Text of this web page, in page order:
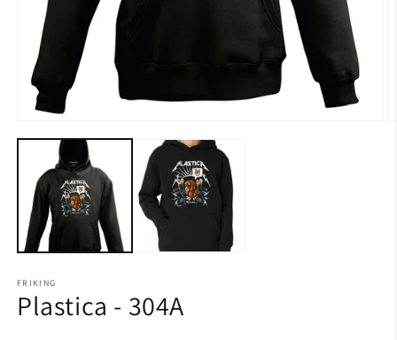
FRIKING
Plastica - 304A